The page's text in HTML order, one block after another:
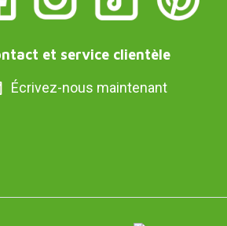
et service clientèle
Écrivez-nous maintenant